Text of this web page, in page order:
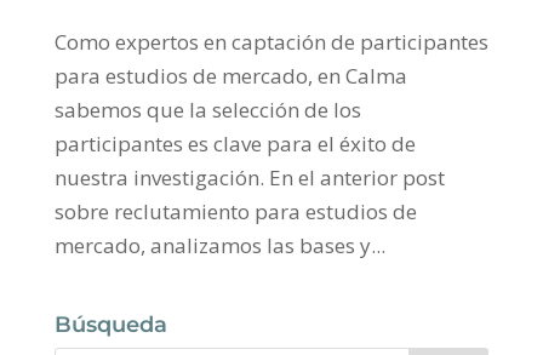
Como expertos en captación de participantes
para estudios de mercado, en Calma
sabemos que la selección de los
participantes es clave para el éxito de
nuestra investigación. En el anterior post
sobre reclutamiento para estudios de
mercado, analizamos las bases y...
Búsqueda